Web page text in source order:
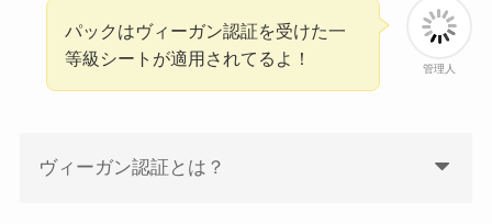
管理人
パックはヴィーガン認証を受けた一
等級シートが適用されてるよ！
ヴィーガン認証とは？